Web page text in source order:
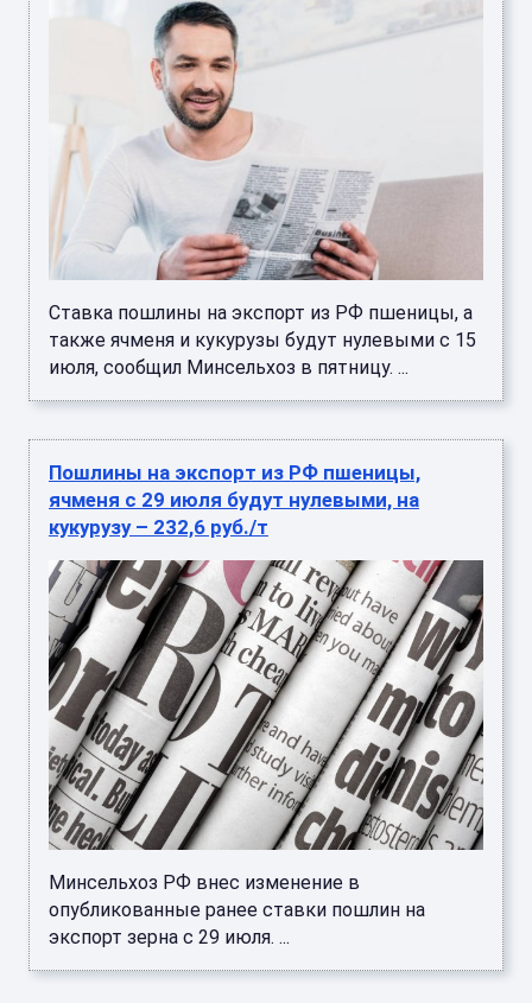
Ставка пошлины на экспорт из РФ пшеницы, а
также ячменя и кукурузы будут нулевыми с 15
июля, сообщил Минсельхоз в пятницу. ...
Пошлины на экспорт из РФ пшеницы,
ячменя с 29 июля будут нулевыми, на
кукурузу – 232,6 руб./т
Минсельхоз РФ внес изменение в
опубликованные ранее ставки пошлин на
экспорт зерна с 29 июля. ...